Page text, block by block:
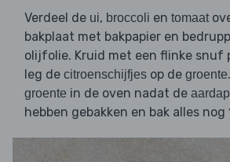
Verdeel de ui, broccoli en tomaat
bakplaat met bakpapier en
olijfolie. Kruid met een flinke snuf
leg de citroenschijfjes op de groente
groente in de oven nadat de
hebben gebakken en bak alles nog